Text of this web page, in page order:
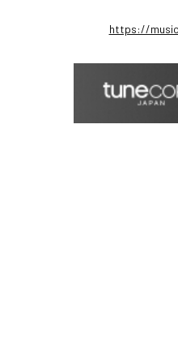
https://